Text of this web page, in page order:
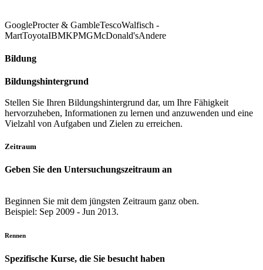
GoogleProcter & GambleTescoWalfisch -
MartToyotaIBMKPMGMcDonald'sAndere
Bildung
Bildungshintergrund
Stellen Sie Ihren Bildungshintergrund dar, um Ihre Fähigkeit
hervorzuheben, Informationen zu lernen und anzuwenden und eine
Vielzahl von Aufgaben und Zielen zu erreichen.
Zeitraum
Geben Sie den Untersuchungszeitraum an
Beginnen Sie mit dem jüngsten Zeitraum ganz oben.
Beispiel: Sep 2009 - Jun 2013.
Rennen
Spezifische Kurse, die Sie besucht haben